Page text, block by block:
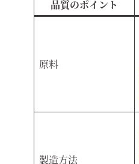
品質のポイント
原料
製造方法